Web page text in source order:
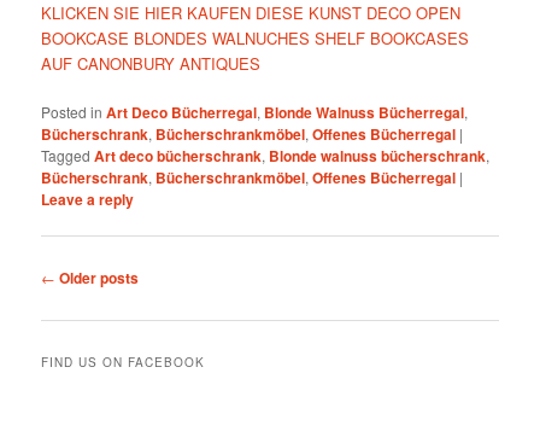
KLICKEN SIE HIER KAUFEN DIESE KUNST DECO OPEN
BOOKCASE BLONDES WALNUCHES SHELF BOOKCASES
AUF CANONBURY ANTIQUES
Posted in Art Deco Bücherregal, Blonde Walnuss Bücherregal,
Bücherschrank, Bücherschrankmöbel,Offenes Bücherregal |
Tagged Art deco bücherschrank, Blonde walnuss bücherschrank,
Bücherschrank, Bücherschrankmöbel,Offenes Bücherregal |
Leave a reply
Post
← Older posts
FIND US ON FACEBOOK